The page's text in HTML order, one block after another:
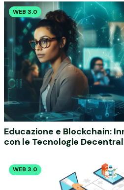
WEB 3.0
Educazione e Blockchain:
con le Tecnologie
WEB 3.0